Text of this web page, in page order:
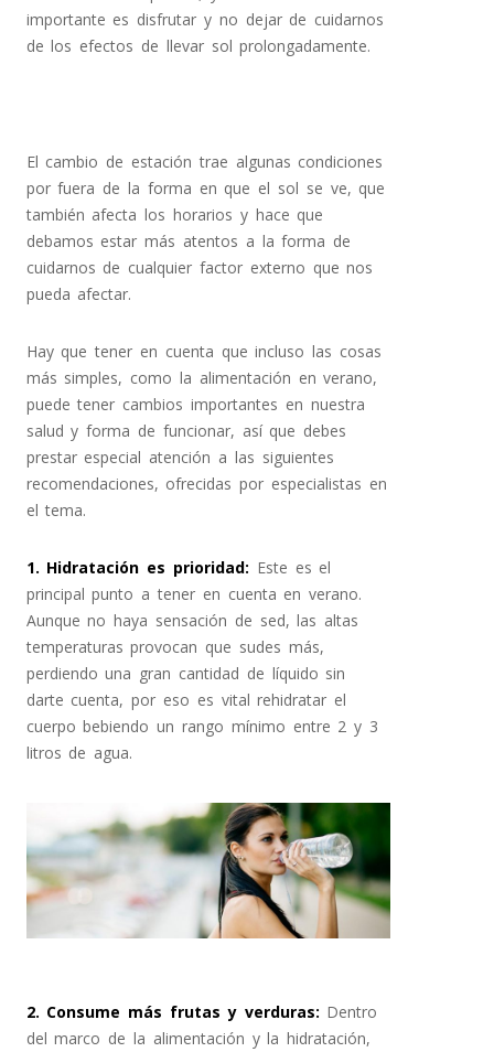
importante es disfrutar y no dejar de cuidarnos
de los efectos de llevar sol prolongadamente.
El cambio de estación trae algunas condiciones
por fuera de la forma en que el sol se ve, que
también afecta los horarios y hace que
debamos estar más atentos a la forma de
cuidarnos de cualquier factor externo que nos
pueda afectar.
Hay que tener en cuenta que incluso las cosas
más simples, como la alimentación en verano,
puede tener cambios importantes en nuestra
salud y forma de funcionar, así que debes
prestar especial atención a las siguientes
recomendaciones, ofrecidas por especialistas en
el tema.
1. Hidratación es prioridad: Este es el
principal punto a tener en cuenta en verano.
Aunque no haya sensación de sed, las altas
temperaturas provocan que sudes más,
perdiendo una gran cantidad de líquido sin
darte cuenta, por eso es vital rehidratar el
cuerpo bebiendo un rango mínimo entre 2 y 3
litros de agua.
2. Consume más frutas y verduras: Dentro
del marco de la alimentación y la hidratación,